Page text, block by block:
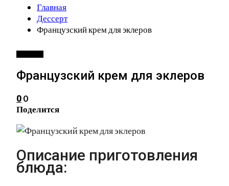
Главная
Дессерт
Французский крем для эклеров
Французский крем для эклеров
0 0
Поделится
Описание приготовления
блюда: